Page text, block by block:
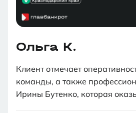
Ольга К.
Клиент отмечает
команды, а также
Ирины Бутенко, которая